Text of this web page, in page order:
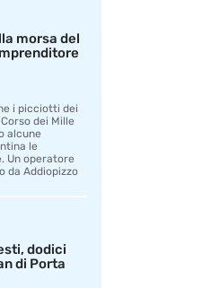
morsa del
i picciotti dei
dei Mille
alcune
le
Un operatore
da Addiopizzo
dodici
di Porta